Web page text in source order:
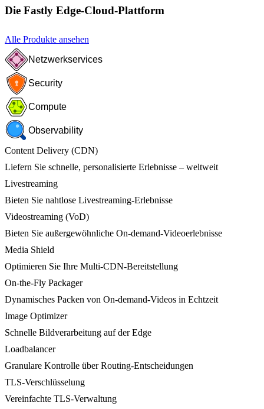
Die Fastly Edge-Cloud-Plattform
Alle Produkte ansehen
Netzwerkservices
Security
Compute
Observability
Content Delivery (CDN)
Liefern Sie schnelle, personalisierte Erlebnisse – weltweit
Livestreaming
Bieten Sie nahtlose Livestreaming-Erlebnisse
Videostreaming (VoD)
Bieten Sie außergewöhnliche On-demand-Videoerlebnisse
Media Shield
Optimieren Sie Ihre Multi-CDN-Bereitstellung
On-the-Fly Packager
Dynamisches Packen von On-demand-Videos in Echtzeit
Image Optimizer
Schnelle Bildverarbeitung auf der Edge
Loadbalancer
Granulare Kontrolle über Routing-Entscheidungen
TLS-Verschlüsselung
Vereinfachte TLS-Verwaltung